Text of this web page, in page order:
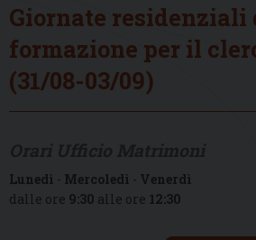
Giornate residenziali
formazione per il
(31/08-03/09)
Lunedì - Mercoledì - Venerdì
dalle ore 9:30 alle ore 12:30